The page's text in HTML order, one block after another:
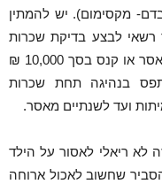
אלכוהול בדם- מקסימום). יש להמתין
לבצע בדיקת שכרות
בשטח. מי שמסרב לבדיקה צפוי לשנה מאסר או קנס בסך 10,000 ₪
בנהיגה תחת שכרות
ועד לשנתיים מאסר.
לא ריאלי לאסור על הילד
שחשוב לאכול ארוחה